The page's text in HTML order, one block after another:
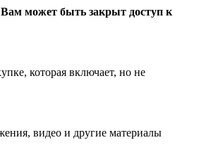
Вам может быть закрыт доступ к
которая включает, но не
видео и другие материалы